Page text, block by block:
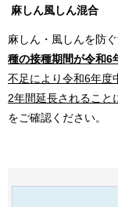
麻しん風しん混合
麻しん・風しんを防
種の接種期間が令和6
不足により令和6年度
2年間延長されること
をご確認ください。